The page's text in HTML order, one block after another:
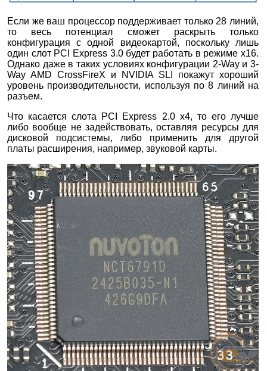
Если же ваш процессор поддерживает только 28 линий,
то весь потенциал сможет раскрыть только
конфигурация с одной видеокартой, поскольку лишь
один слот PCI Express 3.0 будет работать в режиме x16.
Однако даже в таких условиях конфигурации 2-Way и 3-
Way AMD CrossFireX и NVIDIA SLI покажут хороший
уровень производительности, используя по 8 линий на
разъем.
Что касается слота PCI Express 2.0 x4, то его лучше
либо вообще не задействовать, оставляя ресурсы для
дисковой подсистемы, либо применить для другой
платы расширения, например, звуковой карты.